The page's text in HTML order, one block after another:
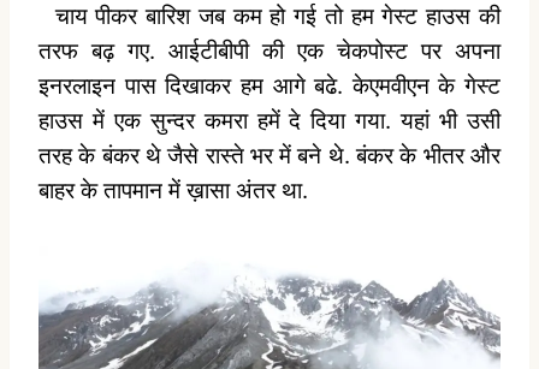
चाय पीकर बारिश जब कम हो गई तो हम गेस्ट हाउस की
तरफ बढ़ गए. आईटीबीपी की एक चेकपोस्ट पर अपना
इनरलाइन पास दिखाकर हम आगे बढे. केएमवीएन के गेस्ट
हाउस में एक सुन्दर कमरा हमें दे दिया गया. यहां भी उसी
तरह के बंकर थे जैसे रास्ते भर में बने थे. बंकर के भीतर और
बाहर के तापमान में ख़ासा अंतर था.